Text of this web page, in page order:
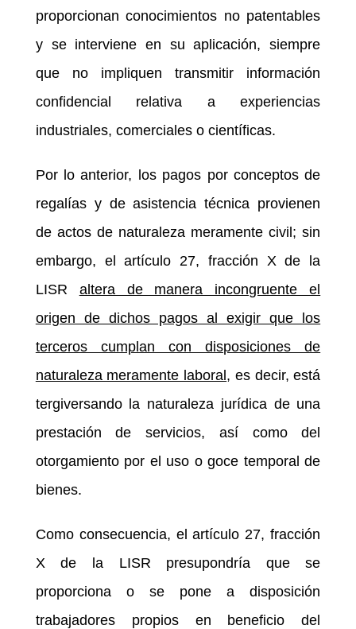
proporcionan conocimientos no patentables
y se interviene en su aplicación, siempre
que no impliquen transmitir información
confidencial relativa a experiencias
industriales, comerciales o científicas.
Por lo anterior, los pagos por conceptos de
regalías y de asistencia técnica provienen
de actos de naturaleza meramente civil; sin
embargo, el artículo 27, fracción X de la
LISR altera de manera incongruente el
origen de dichos pagos al exigir que los
terceros cumplan con disposiciones de
naturaleza meramente laboral, es decir, está
tergiversando la naturaleza jurídica de una
prestación de servicios, así como del
otorgamiento por el uso o goce temporal de
bienes.
Como consecuencia, el artículo 27, fracción
X de la LISR presupondría que se
proporciona o se pone a disposición
trabajadores propios en beneficio del